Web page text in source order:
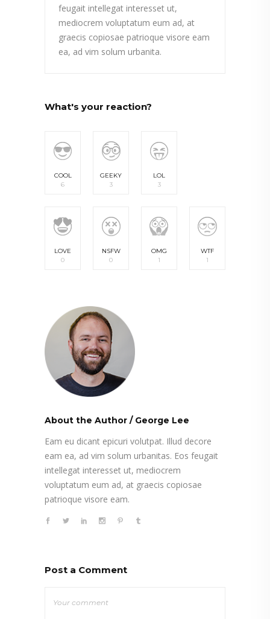
feugait intellegat interesset ut,
mediocrem voluptatum eum ad, at
graecis copiosae patrioque visore eam
ea, ad vim solum urbanita.
What's your reaction?
COOL
6
GEEKY
3
LOL
3
LOVE
0
NSFW
0
OMG
1
WTF
1
About the Author / George Lee
Eam eu dicant epicuri volutpat. Illud decore
eam ea, ad vim solum urbanitas. Eos feugait
intellegat interesset ut, mediocrem
voluptatum eum ad, at graecis copiosae
patrioque visore eam.
Post a Comment